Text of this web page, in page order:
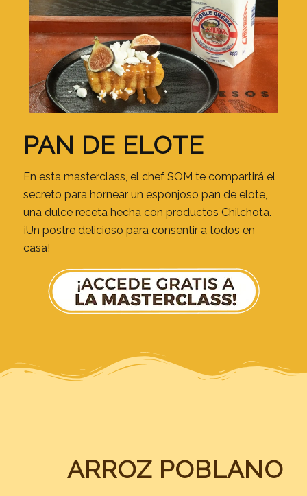
PAN DE ELOTE
En esta masterclass, el chef SOM te compartirá el
secreto para hornear un esponjoso pan de elote,
una dulce receta hecha con productos Chilchota.
¡Un postre delicioso para consentir a todos en
casa!
ARROZ POBLANO